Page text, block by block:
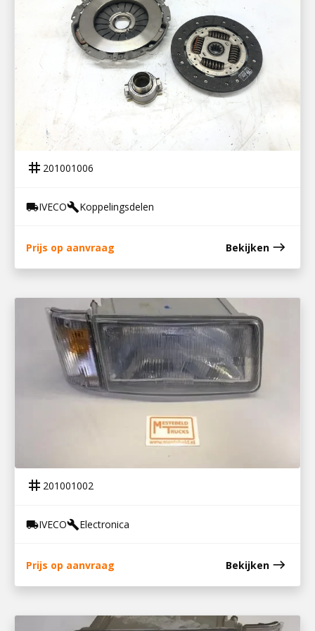
201001006
KOPPELINGSSET IVECO DAILY 2
tag 201001006
local_shippingIVECObuildKoppelingsdelen
Prijs op aanvraag Bekijken east
KOPLAMP H4 RECHTS IVECO DAILY 1
tag 201001002
local_shippingIVECObuildElectronica
Prijs op aanvraag Bekijken east